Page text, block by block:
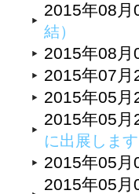
2015年08月
結）
2015年08月
2015年07月
2015年05月
2015年05月
に出展します
2015年05月
2015年05月